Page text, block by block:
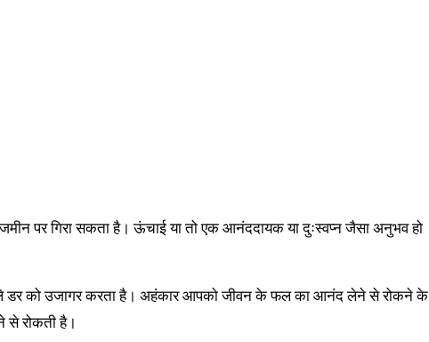
पर गिरा सकता है। ऊंचाई या तो एक आनंददायक या दुःस्वप्न जैसा अनुभव हो
डर को उजागर करता है। अहंकार आपको जीवन के फल का आनंद लेने से रोकने के
से रोकती है।